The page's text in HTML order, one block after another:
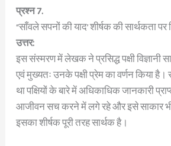
प्रश्न 7.
“साँवले सपनों की याद’ शीर्षक की सार्थकता पर
उत्तर:
इस संस्मरण में लेखक ने प्रसिद्ध पक्षी विज्ञानी
एवं मुख्यतः उनके पक्षी प्रेम का वर्णन किया
था पक्षियों के बारे में अधिकाधिक जानकारी
आजीवन सच करने में लगे रहे और इसे साकार
इसका शीर्षक पूरी तरह सार्थक है।